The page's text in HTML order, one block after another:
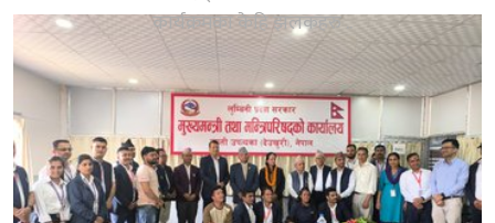
कार्यक्रमका केहि झलकहरु ..